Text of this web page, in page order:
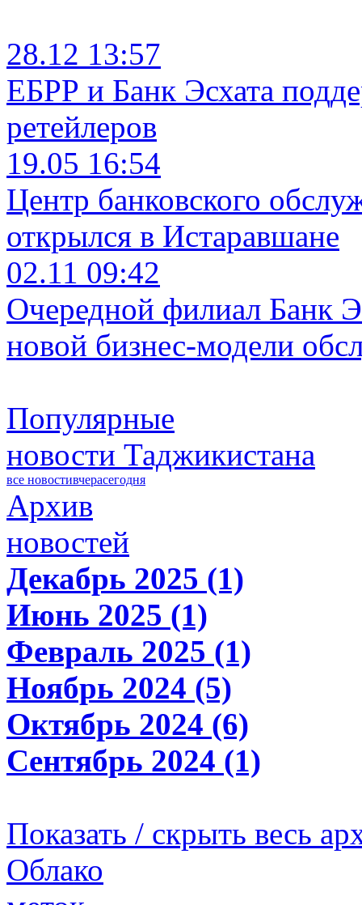
28.12 13:57
ЕБРР и Банк Эсхата
ретейлеров
19.05 16:54
Центр банковского
открылся в Истаравшане
02.11 09:42
Очередной филиал Банк
новой бизнес-модели
Популярные
новости Таджикистана
все новостивчерасегодня
Архив
новостей
Декабрь 2025 (1)
Июнь 2025 (1)
Февраль 2025 (1)
Ноябрь 2024 (5)
Октябрь 2024 (6)
Сентябрь 2024 (1)
Показать / скрыть весь
Облако